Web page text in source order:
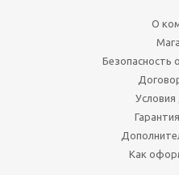
О
Безопасность
Условия
Как